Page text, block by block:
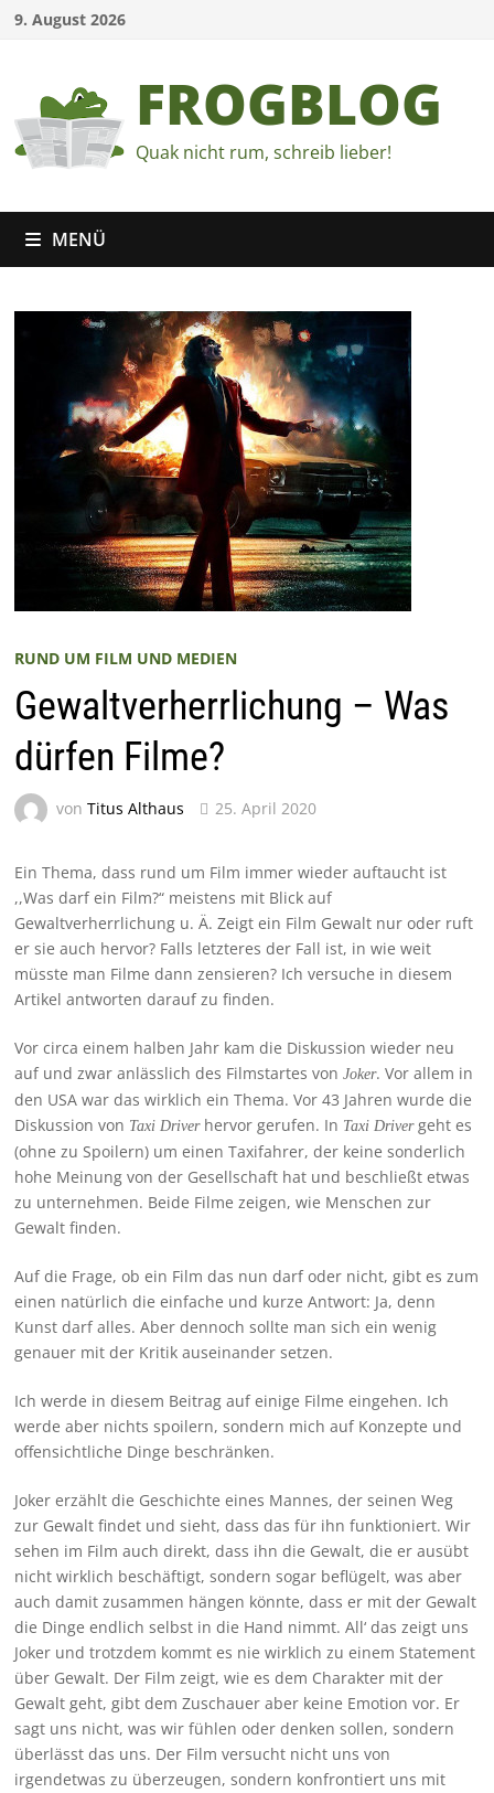
Zum9. August 2026
FROGBLOG
Quak nicht rum, schreib lieber!
MENÜ
RUND UM FILM UND MEDIEN
Gewaltverherrlichung – Was
dürfen Filme?
von Titus Althaus 25. April 2020
Ein Thema, dass rund um Film immer wieder auftaucht ist
,,Was darf ein Film?“ meistens mit Blick auf
Gewaltverherrlichung u. Ä. Zeigt ein Film Gewalt nur oder ruft
er sie auch hervor? Falls letzteres der Fall ist, in wie weit
müsste man Filme dann zensieren? Ich versuche in diesem
Artikel antworten darauf zu finden.
Vor circa einem halben Jahr kam die Diskussion wieder neu
auf und zwar anlässlich des Filmstartes von Joker. Vor allem in
den USA war das wirklich ein Thema. Vor 43 Jahren wurde die
Diskussion von Taxi Driver hervor gerufen. In Taxi Drivergeht es
(ohne zu Spoilern) um einen Taxifahrer, der keine sonderlich
hohe Meinung von der Gesellschaft hat und beschließt etwas
zu unternehmen. Beide Filme zeigen, wie Menschen zur
Gewalt finden.
Auf die Frage, ob ein Film das nun darf oder nicht, gibt es zum
einen natürlich die einfache und kurze Antwort: Ja, denn
Kunst darf alles. Aber dennoch sollte man sich ein wenig
genauer mit der Kritik auseinander setzen.
Ich werde in diesem Beitrag auf einige Filme eingehen. Ich
werde aber nichts spoilern, sondern mich auf Konzepte und
offensichtliche Dinge beschränken.
Joker erzählt die Geschichte eines Mannes, der seinen Weg
zur Gewalt findet und sieht, dass das für ihn funktioniert. Wir
sehen im Film auch direkt, dass ihn die Gewalt, die er ausübt
nicht wirklich beschäftigt, sondern sogar beflügelt, was aber
auch damit zusammen hängen könnte, dass er mit der Gewalt
die Dinge endlich selbst in die Hand nimmt. All‘ das zeigt uns
Joker und trotzdem kommt es nie wirklich zu einem Statement
über Gewalt. Der Film zeigt, wie es dem Charakter mit der
Gewalt geht, gibt dem Zuschauer aber keine Emotion vor. Er
sagt uns nicht, was wir fühlen oder denken sollen, sondern
überlässt das uns. Der Film versucht nicht uns von
irgendetwas zu überzeugen, sondern konfrontiert uns mit